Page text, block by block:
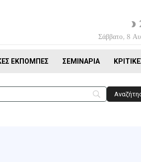
Σάββατο, 8
ΕΚΠΟΜΠΈΣ ΣΕΜΙΝΆΡΙΑ